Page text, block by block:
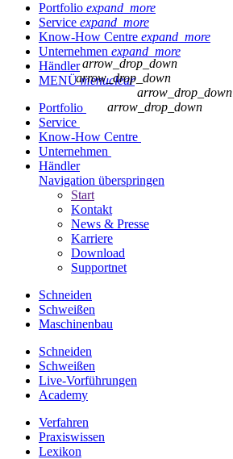
Portfolio expand_more
Service expand_more
Know-How Centre expand_more
Unternehmen expand_more
Händler
MENÜmenuclear
Portfolio
arrow_drop_down
Service
arrow_drop_down
Know-How Centre
arrow_drop_down
Unternehmen
arrow_drop_down
Händler
Navigation überspringen
Start
Kontakt
News & Presse
Karriere
Download
Supportnet
Schneiden
Schweißen
Maschinenbau
Schneiden
Schweißen
Live-Vorführungen
Academy
Verfahren
Praxiswissen
Lexikon